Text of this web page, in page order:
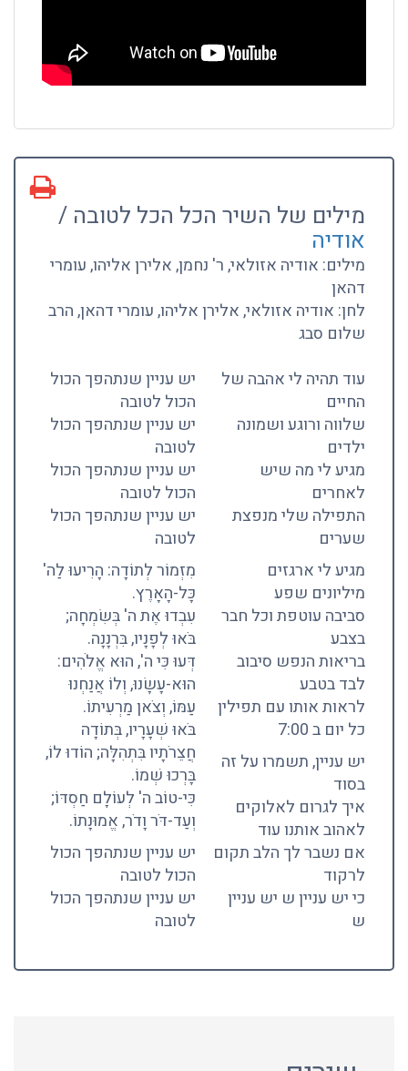
מילים של השיר הכל הכל לטובה /
אודיה
מילים: אודיה אזולאי, ר' נחמן, אלירן אליהו, עומרי
דהאן
לחן: אודיה אזולאי, אלירן אליהו, עומרי דהאן, הרב
שלום סבג
עוד תהיה לי אהבה של
החיים
שלווה ורוגע ושמונה
ילדים
מגיע לי מה שיש
לאחרים
התפילה שלי מנפצת
שערים
מגיע לי ארגזים
מיליונים שפע
סביבה עוטפת וכל חבר
בצבע
בריאות הנפש סיבוב
לבד בטבע
לראות אותו עם תפילין
כל יום ב 7:00
יש עניין, תשמרו על זה
בסוד
איך לגרום לאלוקים
לאהוב אותנו עוד
אם נשבר לך הלב תקום
לרקוד
כי יש עניין ש יש עניין
ש
יש עניין שנתהפך הכול
הכול לטובה
יש עניין שנתהפך הכול
לטובה
יש עניין שנתהפך הכול
הכול לטובה
יש עניין שנתהפך הכול
לטובה
מִזְמוֹר לְתוֹדָה: הָרִיעוּ לַה'
כָּל-הָאָרֶץ.
עִבְדוּ אֶת ה' בְּשִׂמְחָה;
בֹּאוּ לְפָנָיו, בִּרְנָנָה.
דְּעוּ כִּי ה', הוּא אֱלֹהִים:
הוּא-עָשָׂנוּ, וְלוֹ אֲנַחְנוּ
עַמּוֹ, וְצֹאן מַרְעִיתוֹ.
בֹּאוּ שְׁעָרָיו, בְּתוֹדָה
חֲצֵרֹתָיו בִּתְהִלָּה; הוֹדוּ לוֹ,
בָּרְכוּ שְׁמוֹ.
כִּי-טוֹב ה' לְעוֹלָם חַסְדּוֹ;
וְעַד-דֹּר וָדֹר, אֱמוּנָתוֹ.
יש עניין שנתהפך הכול
הכול לטובה
יש עניין שנתהפך הכול
לטובה